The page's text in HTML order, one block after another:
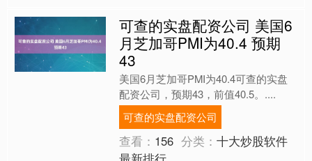
可查的实盘配资公司 美国6
月芝加哥PMI为40.4 预期
43
美国6月芝加哥PMI为40.4可查的实盘
配资公司，预期43，前值40.5。....
可查的实盘配资公司
查看： 156 分类：十大炒股软件